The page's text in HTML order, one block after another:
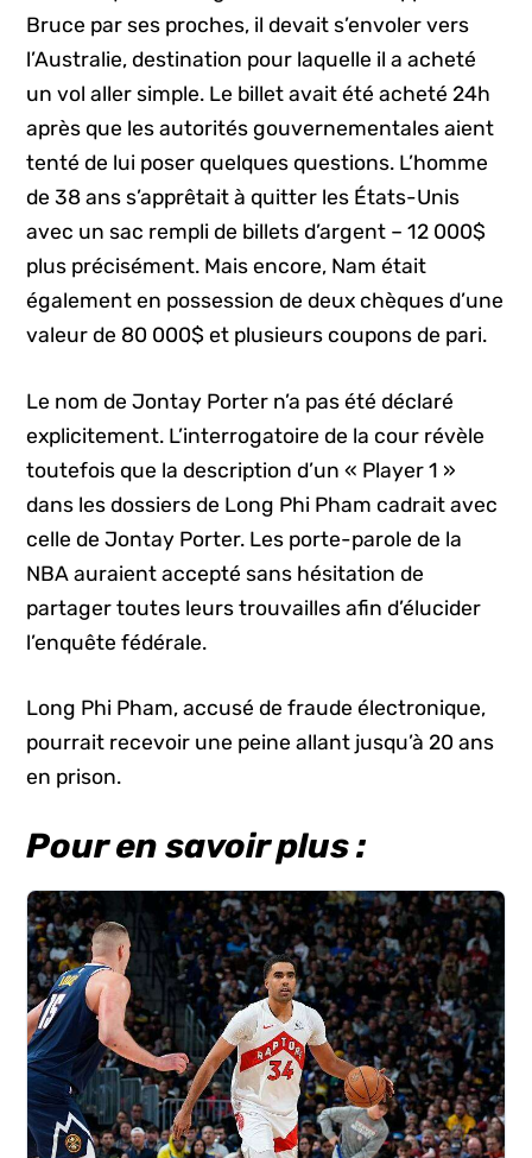
Bruce par ses proches, il devait s’envoler vers
l’Australie, destination pour laquelle il a acheté
un vol aller simple. Le billet avait été acheté 24h
après que les autorités gouvernementales aient
tenté de lui poser quelques questions. L’homme
de 38 ans s’apprêtait à quitter les États-Unis
avec un sac rempli de billets d’argent – 12 000$
plus précisément. Mais encore, Nam était
également en possession de deux chèques d’une
valeur de 80 000$ et plusieurs coupons de pari.
Le nom de Jontay Porter n’a pas été déclaré
explicitement. L’interrogatoire de la cour révèle
toutefois que la description d’un « Player 1 »
dans les dossiers de Long Phi Pham cadrait avec
celle de Jontay Porter. Les porte-parole de la
NBA auraient accepté sans hésitation de
partager toutes leurs trouvailles afin d’élucider
l’enquête fédérale.
Long Phi Pham, accusé de fraude électronique,
pourrait recevoir une peine allant jusqu’à 20 ans
en prison.
Pour en savoir plus :